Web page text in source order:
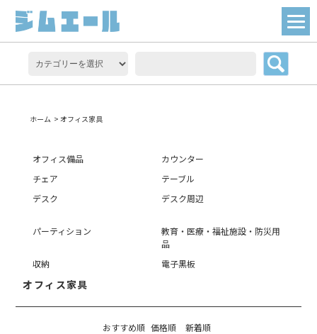
ホーム >オフィス家具
オフィス備品
カウンター
チェア
テーブル
デスク
デスク周辺
パーティション
教育・医療・福祉施設・防災用
品
収納
電子黒板
オフィス家具
おすすめ順 価格順 新着順